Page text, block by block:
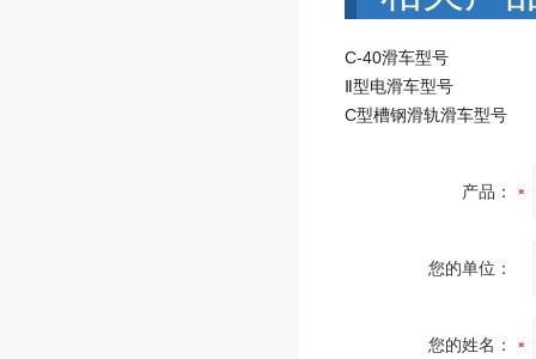
C-40滑车型号
Ⅱ型电滑车型号
C型槽钢滑轨滑车型号
产品：
您的单位：
您的姓名：